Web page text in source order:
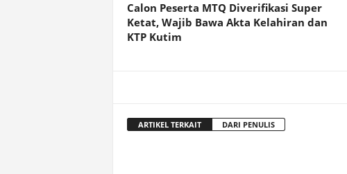
Calon Peserta MTQ Diverifikasi Super
Ketat, Wajib Bawa Akta Kelahiran dan
KTP Kutim
ARTIKEL TERKAIT DARI PENULIS